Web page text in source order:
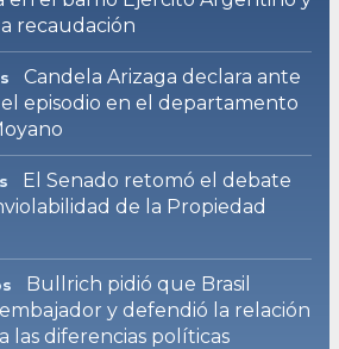
recaudación
Candela Arizaga declara ante
el episodio en el departamento
El Senado retomó el debate
de la Propiedad
Bullrich pidió que Brasil
y defendió la relación
las diferencias políticas